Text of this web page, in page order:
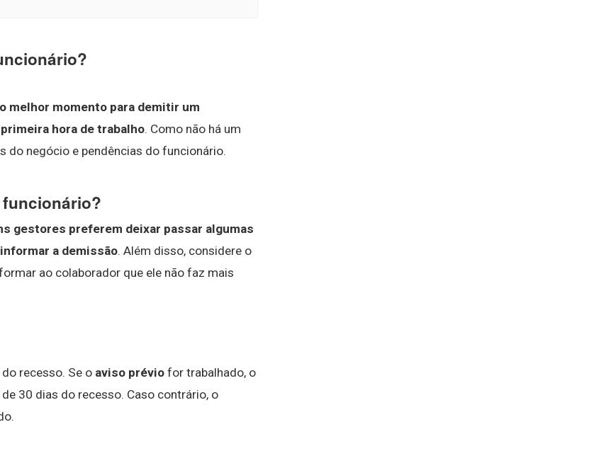
melhor momento para demitir um
hora de trabalho. Como não há um
do negócio e pendências do funcionário.
gestores preferem deixar passar algumas
a demissão. Além disso, considere o
ao colaborador que ele não faz mais
recesso. Se o aviso prévio for trabalhado, o
30 dias do recesso. Caso contrário, o